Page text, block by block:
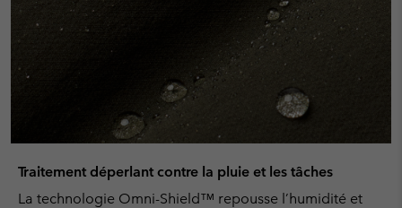
Traitement déperlant contre la pluie et les tâches
La technologie Omni-Shield™ repousse l’humidité et